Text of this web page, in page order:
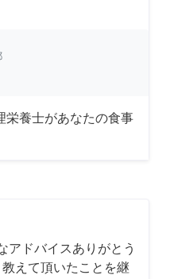
養士があなたの食事
アドバイスありがとう
えて頂いたことを継